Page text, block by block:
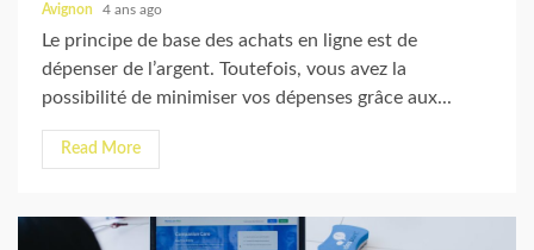
Avignon 4 ans ago
Le principe de base des achats en ligne est de
dépenser de l’argent. Toutefois, vous avez la
possibilité de minimiser vos dépenses grâce aux...
Read More